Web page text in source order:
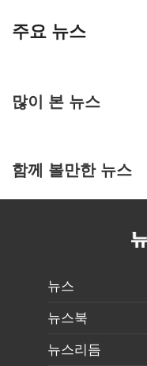
주요 뉴스
많이 본 뉴스
함께 볼만한 뉴스
뉴스
뉴스북
뉴스리듬